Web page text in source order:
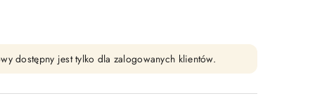
dostępny jest tylko dla zalogowanych klientów.